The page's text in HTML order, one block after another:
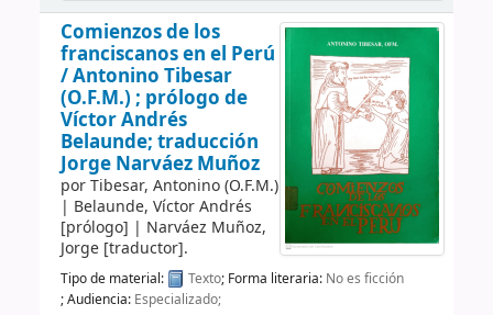
Comienzos de los
franciscanos en el Perú
/Antonino Tibesar
(O.F.M.) ; prólogo de
Víctor Andrés
Belaunde; traducción
Jorge Narváez Muñoz
porTibesar, Antonino (O.F.M.)
| Belaunde, Víctor Andrés
[prólogo] | Narváez Muñoz,
Jorge[traductor].
Tipo de material: Texto; Forma literaria: No es ficción
; Audiencia: Especializado;